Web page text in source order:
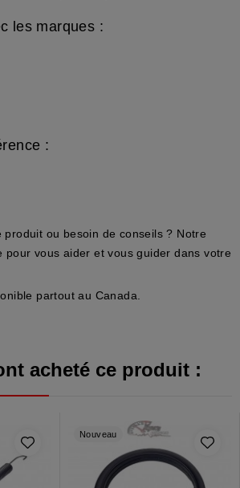
les marques :
:
produit ou besoin de conseils ? Notre
pour vous aider et vous guider dans votre
partout au Canada.
acheté ce produit :
Nouveau